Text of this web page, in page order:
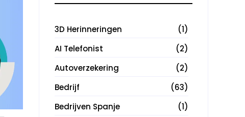
3D Herinneringen
(1)
AI Telefonist
(2)
Autoverzekering
(2)
Bedrijf
(63)
Bedrijven Spanje
(1)